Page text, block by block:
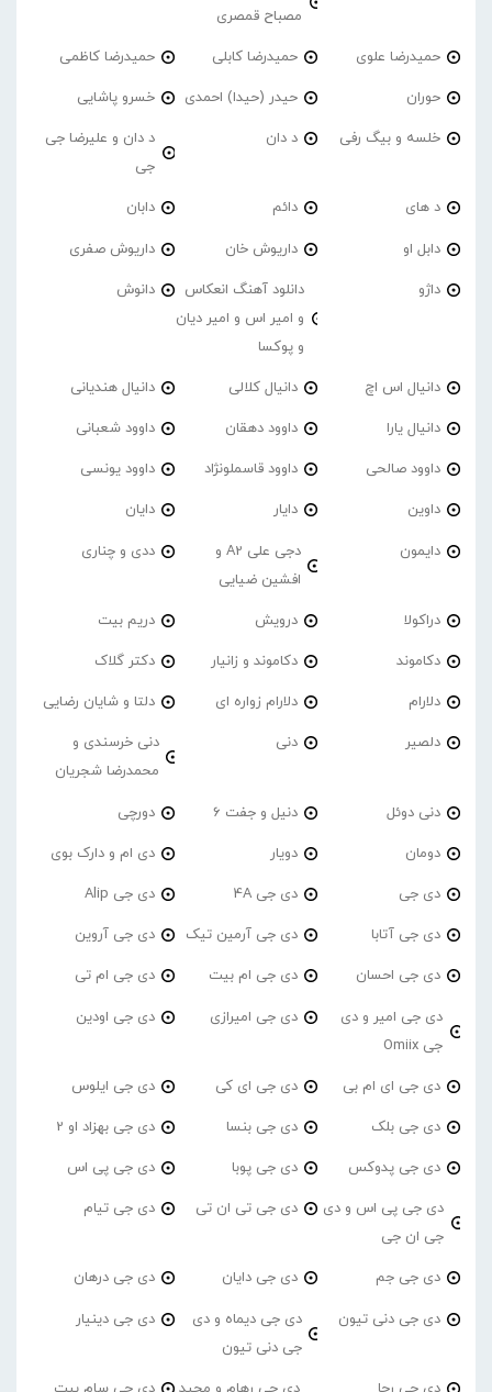
مصباح قمصری
حمیدرضا علوی حمیدرضا کابلی حمیدرضا کاظمی
حوران حیدر (حیدا) احمدی خسرو پاشایی
خلسه و بیگ رفی د دان
د دان و علیرضا جی
جی
د های دائم دابان
دابل او داریوش خان داریوش صفری
داژو
دانلود آهنگ انعکاس
و امیر اس و امیر دیان
و پوکسا
دانوش
دانیال اس اچ دانیال کلالی دانیال هندیانی
دانیال یارا داوود دهقان داوود شعبانی
داوود صالحی داوود قاسملونژاد داوود یونسی
داوین دایار دایان
دایمون
دجی علی A2 و
افشین ضیایی
ددی و چناری
دراکولا درویش دریم بیت
دکاموند دکاموند و زانیار دکتر گلاک
دلارام دلارام زواره ای دلتا و شایان رضایی
دلصیر دنی
دنی خرسندی و
محمدرضا شجریان
دنی دوئل دنیل و جفت 6 دورچی
دومان دویار دی ام و دارک بوی
دی جی دی جی 4A دی جی Alip
دی جی آتابا دی جی آرمین تیک دی جی آروین
دی جی احسان دی جی ام بیت دی جی ام تی
دی جی امیر و دی
جی Omiix
دی جی امیرازی دی جی اودین
دی جی ای ام بی دی جی ای کی دی جی ایلوس
دی جی بلک دی جی بنسا دی جی بهزاد او 2
دی جی پدوکس دی جی پوبا دی جی پی اس
دی جی پی اس و دی
جی ان جی
دی جی تی ان تی دی جی تیام
دی جی جم دی جی دایان دی جی درهان
دی جی دنی تیون
دی جی دیماه و دی
جی دنی تیون
دی جی دینیار